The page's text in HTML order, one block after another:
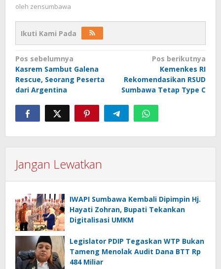
oleh zensumbawa
Ikuti Kami Pada
Navigasi
pos
Pos sebelumnya
Kasrem Sambut Galena
Rescue, Seorang Peserta
dari Argentina
Pos berikutnya
Kemenkes RI
Rekomendasikan RSUD
Sumbawa Tetap Type C
Jangan Lewatkan
IWAPI Sumbawa Kembali Dipimpin Hj.
Hayati Zohran, Bupati Tekankan
Digitalisasi UMKM
Legislator PDIP Tegaskan WTP Bukan
Tameng Menolak Audit Dana BTT Rp
484 Miliar